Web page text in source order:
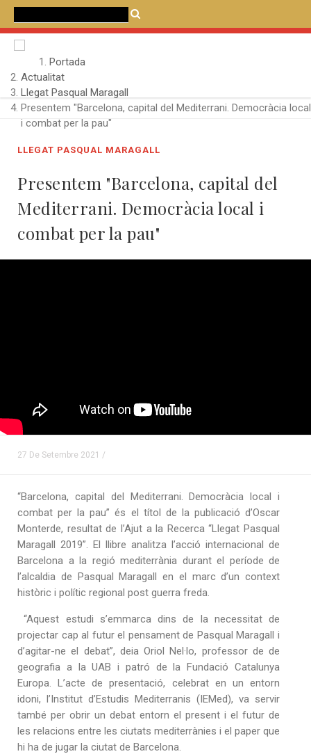
Portada
Actualitat
Llegat Pasqual Maragall
Presentem "Barcelona, capital del Mediterrani. Democràcia local
i combat per la pau"
LLEGAT PASQUAL MARAGALL
Presentem "Barcelona, capital del
Mediterrani. Democràcia local i
combat per la pau"
27 De Setembre 2021 /
“Barcelona, capital del Mediterrani. Democràcia local i
combat per la pau” és el títol de la publicació d’Oscar
Monterde, resultat de l’Ajut a la Recerca “Llegat Pasqual
Maragall 2019”. El llibre analitza l’acció internacional de
Barcelona a la regió mediterrània durant el període de
l’alcaldia de Pasqual Maragall en el marc d’un context
històric i polític regional post guerra freda.
“Aquest estudi s’emmarca dins de la necessitat de
projectar cap al futur el pensament de Pasqual Maragall i
d’agitar-ne el debat”, deia Oriol Nel·lo, professor de de
geografia a la UAB i patró de la Fundació Catalunya
Europa. L’acte de presentació, celebrat en un entorn
idoni, l’Institut d’Estudis Mediterranis (IEMed), va servir
també per obrir un debat entorn el present i el futur de
les relacions entre les ciutats mediterrànies i el paper que
hi ha de jugar la ciutat de Barcelona.